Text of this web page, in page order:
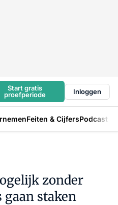
Start gratis
proefperiode
Inloggen
Feiten & CijfersPodcast
zonder
gaan staken